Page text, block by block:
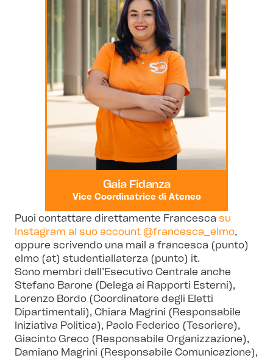
Gaia Fidanza
Vice Coordinatrice di Ateneo
Puoi contattare direttamente Francesca su
Instagram al suo account @francesca_elmo,
oppure scrivendo una mail a francesca (punto)
elmo (at) studentiallaterza (punto) it.
Sono membri dell’Esecutivo Centrale anche
Stefano Barone (Delega ai Rapporti Esterni),
Lorenzo Bordo (Coordinatore degli Eletti
Dipartimentali), Chiara Magrini (Responsabile
Iniziativa Politica), Paolo Federico (Tesoriere),
Giacinto Greco (Responsabile Organizzazione),
Damiano Magrini (Responsabile Comunicazione),